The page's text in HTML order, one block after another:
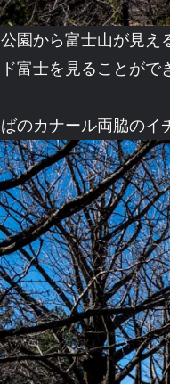
園から富士山が見え
富士を見ることがで
のカナール両脇のイ